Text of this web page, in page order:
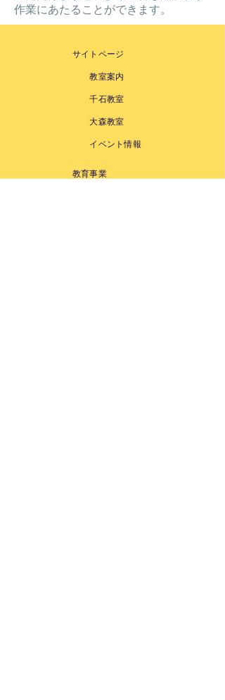
作業にあたることができます。
サイトページ
教室案内
千石教室
大森教室
イベント情報
教育事業